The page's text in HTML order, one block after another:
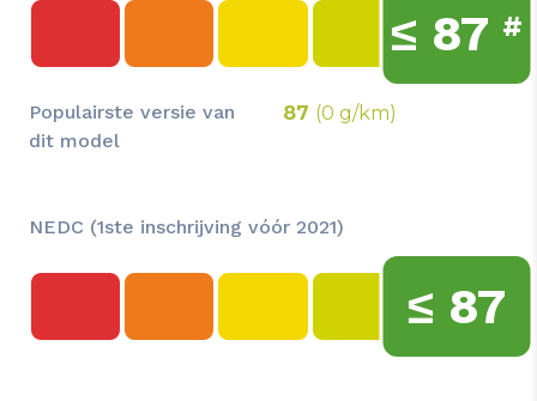
≤ 87 #
Populairste versie van
dit model
87 (0 g/km)
NEDC (1ste inschrijving vóór 2021)
≤ 87